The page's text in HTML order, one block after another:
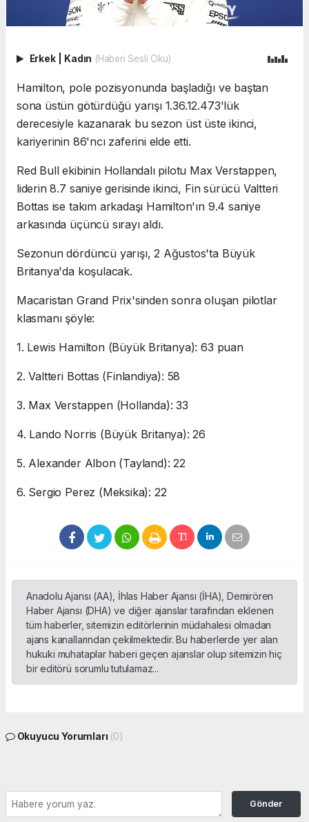
Erkek Kadın (Haberi Sesli Oku)
Hamilton, pole pozisyonunda başladığı ve baştan
sona üstün götürdüğü yarışı 1.36.12.473'lük
derecesiyle kazanarak bu sezon üst üste ikinci,
kariyerinin 86'ncı zaferini elde etti.
Red Bull ekibinin Hollandalı pilotu Max Verstappen,
liderin 8.7 saniye gerisinde ikinci, Fin sürücü Valtteri
Bottas ise takım arkadaşı Hamilton'ın 9.4 saniye
arkasında üçüncü sırayı aldı.
Sezonun dördüncü yarışı, 2 Ağustos'ta Büyük
Britanya'da koşulacak.
Macaristan Grand Prix'sinden sonra oluşan pilotlar
klasmanı şöyle:
1. Lewis Hamilton (Büyük Britanya): 63 puan
2. Valtteri Bottas (Finlandiya): 58
3. Max Verstappen (Hollanda): 33
4. Lando Norris (Büyük Britanya): 26
5. Alexander Albon (Tayland): 22
6. Sergio Perez (Meksika): 22
Anadolu Ajansı (AA), İhlas Haber Ajansı (İHA), Demirören
Haber Ajansı (DHA) ve diğer ajanslar tarafından eklenen
tüm haberler, sitemizin editörlerinin müdahalesi olmadan
ajans kanallarından çekilmektedir. Bu haberlerde yer alan
hukuki muhataplar haberi geçen ajanslar olup sitemizin hiç
bir editörü sorumlu tutulamaz...
Okuyucu Yorumları (0)
Gönder